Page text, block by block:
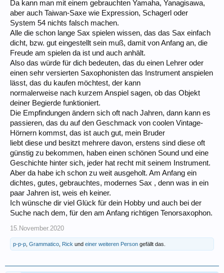
Da kann man mit einem gebrauchten Yamaha, Yanagisawa,
aber auch Taiwan-Saxe wie Expression, Schagerl oder
System 54 nichts falsch machen.
Alle die schon lange Sax spielen wissen, das das Sax einfach
dicht, bzw. gut eingestellt sein muß, damit von Anfang an, die
Freude am spielen da ist und auch anhält.
Also das würde für dich bedeuten, das du einen Lehrer oder
einen sehr versierten Saxophonisten das Instrument anspielen
lässt, das du kaufen möchtest, der kann
normalerweise nach kurzem Anspiel sagen, ob das Objekt
deiner Begierde funktioniert.
Die Empfindungen ändern sich oft nach Jahren, dann kann es
passieren, das du auf den Geschmack von coolen Vintage-
Hörnern kommst, das ist auch gut, mein Bruder
liebt diese und besitzt mehrere davon, erstens sind diese oft
günstig zu bekommen, haben einen schönen Sound und eine
Geschichte hinter sich, jeder hat recht mit seinem Instrument.
Aber da habe ich schon zu weit ausgeholt. Am Anfang ein
dichtes, gutes, gebrauchtes, modernes Sax , denn was in ein
paar Jahren ist, weis eh keiner.
Ich wünsche dir viel Glück für dein Hobby und auch bei der
Suche nach dem, für den am Anfang richtigen Tenorsaxophon.
15.November.2020
p-p-p Grammatico Rick und einer weiteren Person gefällt das.